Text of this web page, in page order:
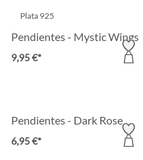
Plata 925
Pendientes - Mystic Wings
9,95 €*
Pendientes - Dark Rose
6,95 €*